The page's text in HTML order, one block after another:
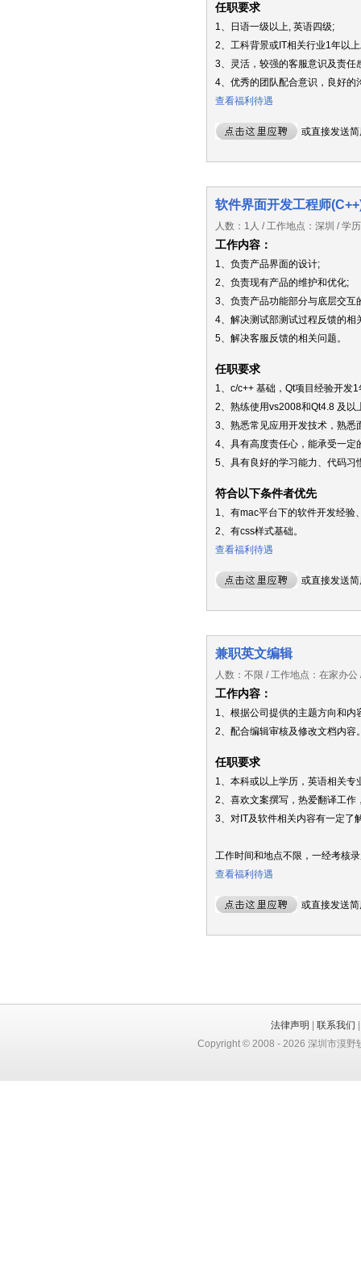
任职要求
1、日语一级以上, 英语四级;
2、工科背景或IT相关行业1年以
3、灵活，较强的客服意识及责任
4、优秀的团队配合意识，良好的
查看福利待遇
或直接发送
软件界面开发工程师
人数：1人 / 工作地点：深圳 / 学
工作内容：
1、负责产品界面的设计;
2、负责现有产品的维护和优化;
3、负责产品功能部分与底层交互
4、解决测试部测试过程反馈的相
5、解决客服反馈的相关问题。
任职要求
1、c/c++ 基础，Qt项目经验开发
2、熟练使用vs2008和Qt4.8 及以
3、熟悉常见应用开发技术，熟悉
4、具有高度责任心，能承受一定
5、具有良好的学习能力、代码习
符合以下条件者优先
1、有mac平台下的软件开发经验
2、有css样式基础。
查看福利待遇
或直接发送
兼职英文编辑
人数：不限 / 工作地点：在家办
工作内容：
1、根据公司提供的主题方向和
2、配合编辑审核及修改文档内容
任职要求
1、本科或以上学历，英语相关
2、喜欢文案撰写，热爱翻译工作
3、对IT及软件相关内容有一定了
工作时间和地点不限，一经考核
查看福利待遇
或直接发送
法律声明 联系我们
Copyright © 2008 - 2026 深圳市漠野